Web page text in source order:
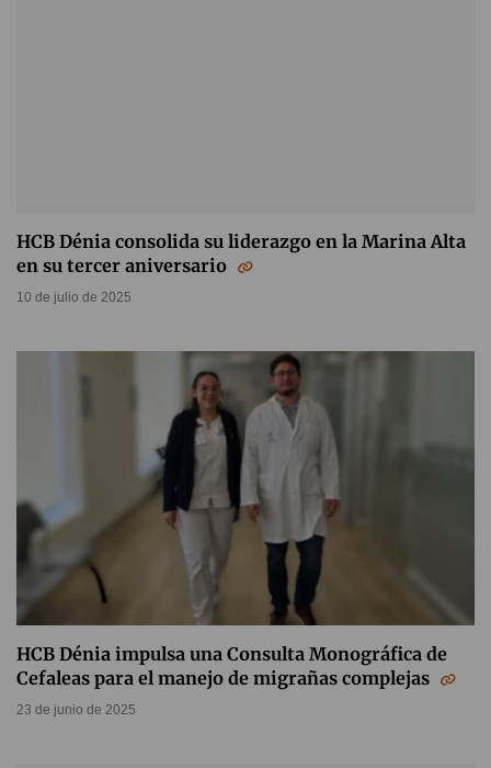
HCB Dénia consolida su liderazgo en la Marina Alta
en su tercer aniversario
10 de julio de 2025
HCB Dénia impulsa una Consulta Monográfica de
Cefaleas para el manejo de migrañas complejas
23 de junio de 2025